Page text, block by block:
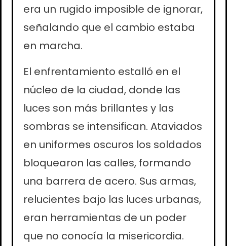
era un rugido imposible de ignorar,
señalando que el cambio estaba
en marcha.
El enfrentamiento estalló en el
núcleo de la ciudad, donde las
luces son más brillantes y las
sombras se intensifican. Ataviados
en uniformes oscuros los soldados
bloquearon las calles, formando
una barrera de acero. Sus armas,
relucientes bajo las luces urbanas,
eran herramientas de un poder
que no conocía la misericordia.